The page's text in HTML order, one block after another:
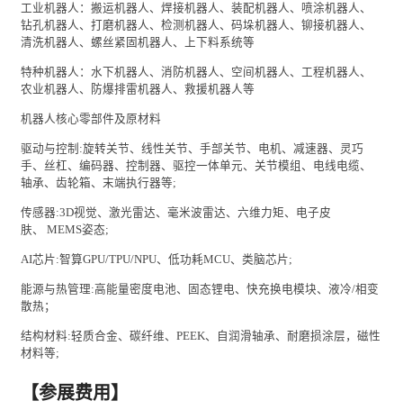
工业机器人：搬运机器人、焊接机器人、装配机器人、喷涂机器人、
钻孔机器人、打磨机器人、检测机器人、码垛机器人、铆接机器人、
清洗机器人、螺丝紧固机器人、上下料系统等
特种机器人：水下机器人、消防机器人、空间机器人、工程机器人、
农业机器人、防爆排雷机器人、救援机器人等
机器人核心零部件及原材料
驱动与控制 :旋转关节、线性关节、手部关节、电机、减速器、灵巧
手、丝杠、 编码器、控制器、驱控一体单元、关节模组、电线电缆、
轴承、齿轮箱、末端执行器等;
传感器:3D视觉、激光雷达、毫米波雷达、六维力矩、 电子皮
肤、 MEMS姿态;
AI芯片:智算GPU/TPU/NPU、低功耗MCU、类脑芯片;
能源与热管理:高能量密度电池、固态锂电、快充换电模块、液冷/相变
散热；
结构材料:轻质合金、碳纤维、 PEEK、自润滑轴承、 耐磨损涂层 ，磁性
材料等;
【参展费用】